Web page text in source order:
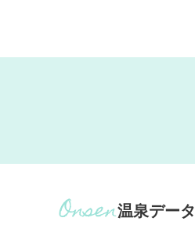
温泉データ